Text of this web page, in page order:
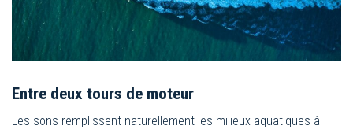
Entre deux tours de moteur
Les sons remplissent naturellement les milieux aquatiques à